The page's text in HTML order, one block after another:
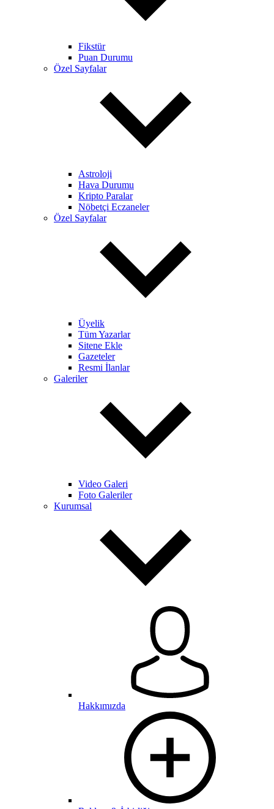
Fikstür
Puan Durumu
Özel Sayfalar
Astroloji
Hava Durumu
Kripto Paralar
Nöbetçi Eczaneler
Özel Sayfalar
Üyelik
Tüm Yazarlar
Sitene Ekle
Gazeteler
Resmi İlanlar
Galeriler
Video Galeri
Foto Galeriler
Kurumsal
Hakkımızda